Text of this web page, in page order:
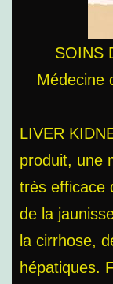
SOINS
Médecine
LIVER
produit, une
très efficace
de la
la cirrhose,
hépatiques.